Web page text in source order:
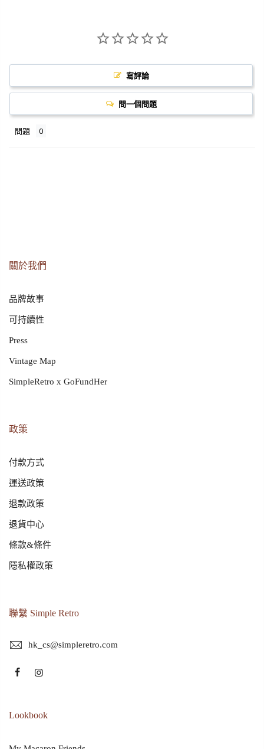
寫評論
問一個問題
問題
關於我們
品牌故事
可持續性
Press
Vintage Map
SimpleRetro x GoFundHer
政策
付款方式
運送政策
退款政策
退貨中心
條款&條件
隱私權政策
聯繫 Simple Retro
hk_cs@simpleretro.com
Lookbook